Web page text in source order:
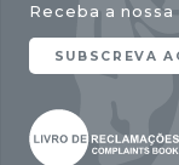
Receba a
SUBSCREVA